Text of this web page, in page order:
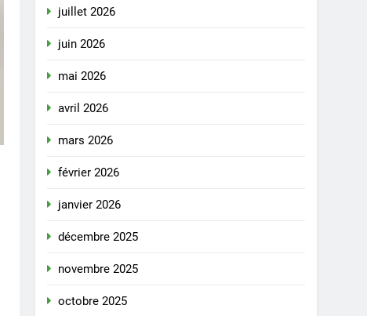
juillet 2026
juin 2026
mai 2026
avril 2026
mars 2026
février 2026
janvier 2026
décembre 2025
novembre 2025
octobre 2025